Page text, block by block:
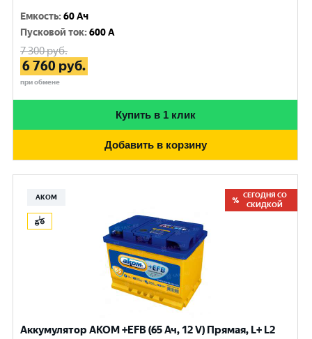
Емкость:60 Ач
Пусковой ток:600 A
7 300руб.
6 760 руб.
при обмене
Купить в 1 клик
Добавить в корзину
АКОМ
СЕГОДНЯ СО
СКИДКОЙ
Аккумулятор AKOM +EFB (65 Ач, 12 V) Прямая, L+ L2